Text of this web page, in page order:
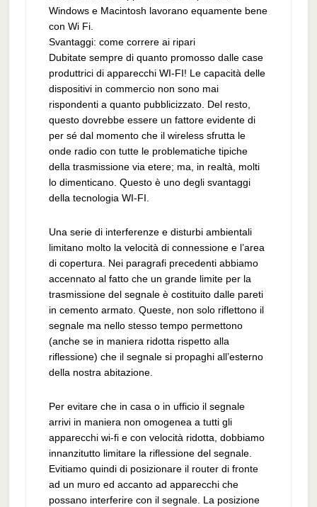
Windows e Macintosh lavorano equamente bene
con Wi Fi.
Svantaggi: come correre ai ripari
Dubitate sempre di quanto promosso dalle case
produttrici di apparecchi WI-FI! Le capacità delle
dispositivi in commercio non sono mai
rispondenti a quanto pubblicizzato. Del resto,
questo dovrebbe essere un fattore evidente di
per sé dal momento che il wireless sfrutta le
onde radio con tutte le problematiche tipiche
della trasmissione via etere; ma, in realtà, molti
lo dimenticano. Questo è uno degli svantaggi
della tecnologia WI-FI.
Una serie di interferenze e disturbi ambientali
limitano molto la velocità di connessione e l’area
di copertura. Nei paragrafi precedenti abbiamo
accennato al fatto che un grande limite per la
trasmissione del segnale è costituito dalle pareti
in cemento armato. Queste, non solo riflettono il
segnale ma nello stesso tempo permettono
(anche se in maniera ridotta rispetto alla
riflessione) che il segnale si propaghi all’esterno
della nostra abitazione.
Per evitare che in casa o in ufficio il segnale
arrivi in maniera non omogenea a tutti gli
apparecchi wi-fi e con velocità ridotta, dobbiamo
innanzitutto limitare la riflessione del segnale.
Evitiamo quindi di posizionare il router di fronte
ad un muro ed accanto ad apparecchi che
possano interferire con il segnale. La posizione